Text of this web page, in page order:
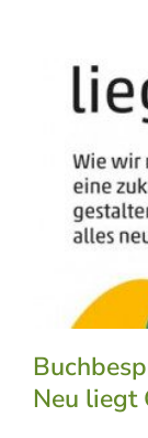
Neu liegt